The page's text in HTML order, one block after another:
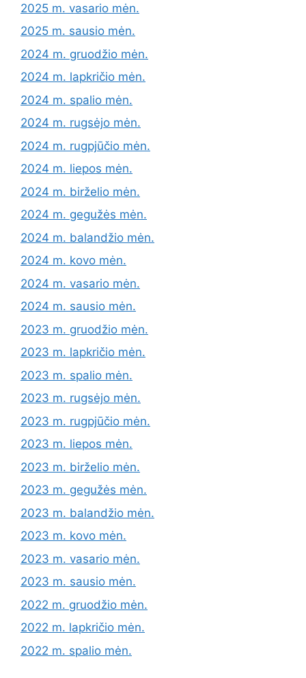
2025 m. vasario mėn.
2025 m. sausio mėn.
2024 m. gruodžio mėn.
2024 m. lapkričio mėn.
2024 m. spalio mėn.
2024 m. rugsėjo mėn.
2024 m. rugpjūčio mėn.
2024 m. liepos mėn.
2024 m. birželio mėn.
2024 m. gegužės mėn.
2024 m. balandžio mėn.
2024 m. kovo mėn.
2024 m. vasario mėn.
2024 m. sausio mėn.
2023 m. gruodžio mėn.
2023 m. lapkričio mėn.
2023 m. spalio mėn.
2023 m. rugsėjo mėn.
2023 m. rugpjūčio mėn.
2023 m. liepos mėn.
2023 m. birželio mėn.
2023 m. gegužės mėn.
2023 m. balandžio mėn.
2023 m. kovo mėn.
2023 m. vasario mėn.
2023 m. sausio mėn.
2022 m. gruodžio mėn.
2022 m. lapkričio mėn.
2022 m. spalio mėn.